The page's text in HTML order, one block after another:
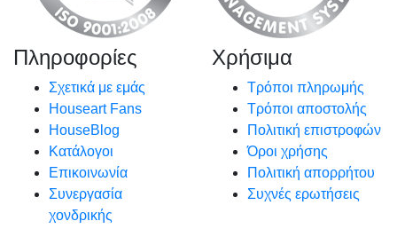
Πληροφορίες
Σχετικά με εμάς
Houseart Fans
HouseBlog
Κατάλογοι
Επικοινωνία
Συνεργασία
χονδρικής
Χρήσιμα
Τρόποι πληρωμής
Τρόποι αποστολής
Πολιτική επιστροφών
Όροι χρήσης
Πολιτική απορρήτου
Συχνές ερωτήσεις